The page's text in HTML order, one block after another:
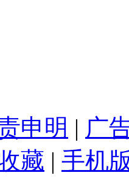
申明 | 广
藏 | 手机